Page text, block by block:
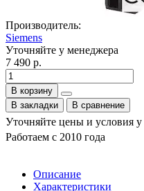
Производитель:
Siemens
Уточняйте у менеджера
7 490 р.
В корзину
В закладки
В сравнение
Уточняйте цены и условия у
Работаем с 2010 года
Описание
Характеристики